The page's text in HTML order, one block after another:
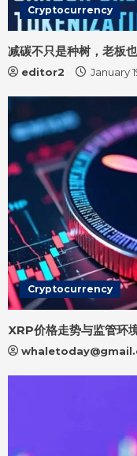
Cryptocurrency
减碳不只是种树，老板
editor2 January
Cryptocurrency
XRP价格走势与监管环